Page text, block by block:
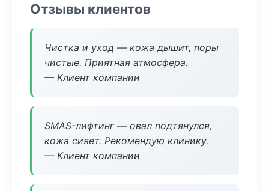
Отзывы клиентов
Чистка и уход — кожа дышит, поры
чистые. Приятная атмосфера.
— Клиент компании
SMAS-лифтинг — овал подтянулся,
кожа сияет. Рекомендую клинику.
— Клиент компании